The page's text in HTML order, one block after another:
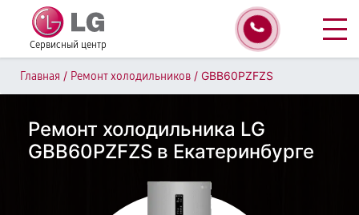
Сервисный центр
Главная / Ремонт холодильников / GBB60PZFZS
Ремонт холодильника LG
GBB60PZFZS в Екатеринбурге